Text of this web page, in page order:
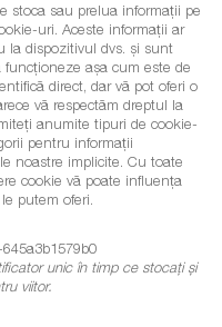
stoca sau prelua informații pe
uri. Aceste informații ar
la dispozitivul dvs. și sunt
așa cum este de
direct, dar vă pot oferi o
vă respectăm dreptul la
anumite tipuri de cookie-
pentru informații
noastre implicite. Cu toate
cookie vă poate influența
putem oferi.
unic în timp ce stocați și
viitor.